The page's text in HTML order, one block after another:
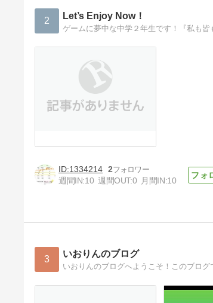
2 Let’s Enjoy Now！
ゲームに夢中な中学２年生です！『私も
1334214 2
週間IN:10 週間OUT:0 月間IN:10
3 いおりんのブログ